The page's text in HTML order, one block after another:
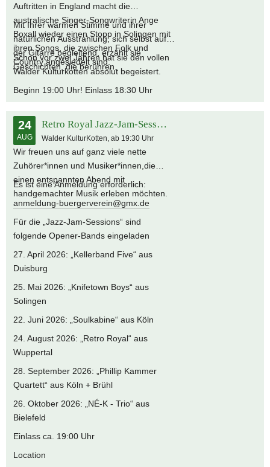
Auftritten in England macht die
australische Singer-Songwriterin Ange
Boxall wieder einen Stopp in Solingen mit
ihren Songs, die zwischen Folk und
Country angesiedelt sind.
Mit Ihrer warmen Stimme und ihrer
natürlichen Ausstrahlung, sich selbst auf
der Gitarre begleitend, erzählt sie
Geschichten, die berühren.
Schon vor zwei Jahren hat sie den vollen
Walder Kulturkotten absolut begeistert.
Beginn 19:00 Uhr! Einlass 18:30 Uhr
24
AUG
Retro Royal Jazz-Jam-Session
Walder KulturKotten, ab 19:30 Uhr
Wir freuen uns auf ganz viele nette
Zuhörer*innen und Musiker*innen,die
einen entspannten Abend mit
handgemachter Musik erleben möchten.
Es ist eine Anmeldung erforderlich:
anmeldung-buergerverein@gmx.de
Für die „Jazz-Jam-Sessions“ sind
folgende Opener-Bands eingeladen
27. April 2026: „Kellerband Five“ aus
Duisburg
25. Mai 2026: „Knifetown Boys“ aus
Solingen
22. Juni 2026: „Soulkabine“ aus Köln
24. August 2026: „Retro Royal“ aus
Wuppertal
28. September 2026: „Phillip Kammer
Quartett“ aus Köln + Brühl
26. Oktober 2026: „NÉ-K - Trio“ aus
Bielefeld
Einlass ca. 19:00 Uhr
Location